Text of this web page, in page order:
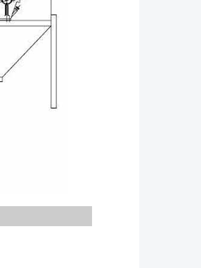
2、每次启动前，打开检修
，若有需及时清理干净方可运
检查螺栓有无松动或断缺，如
下开机； 4、按照设备使用说
做到一年更换一次润滑油；